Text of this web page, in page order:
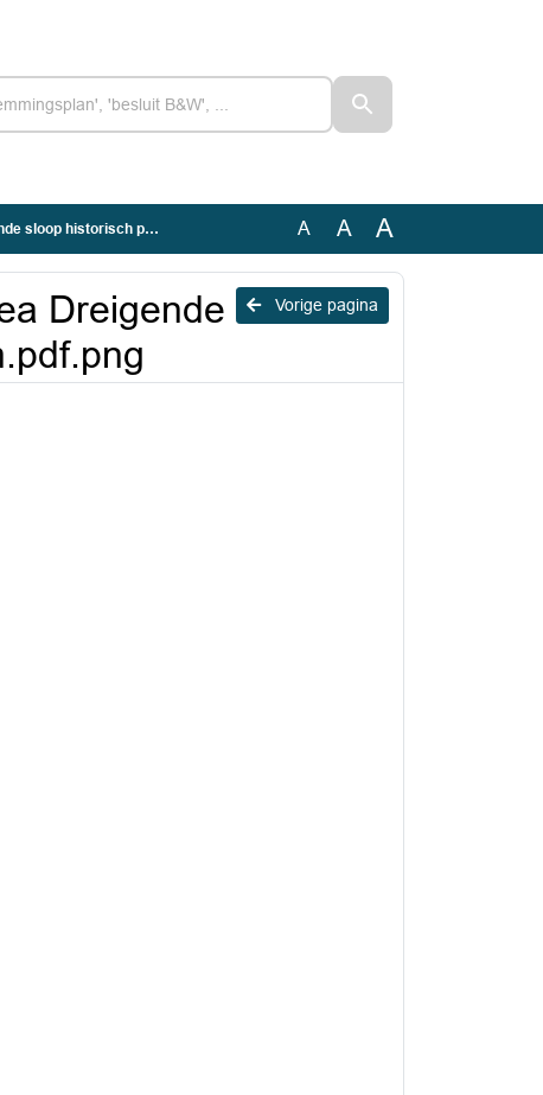
pand te Wognum.pdf.png A A A
Vorige pagina
Dreigende